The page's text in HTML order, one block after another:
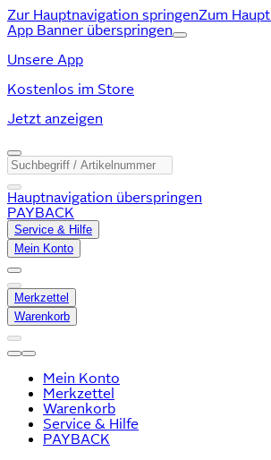
Zur Hauptnavigation springenZum
App Banner überspringen
Unsere App
Kostenlos im Store
Jetzt anzeigen
Hauptnavigation überspringen
PAYBACK
Service & Hilfe
Mein Konto
Merkzettel
Warenkorb
Mein Konto
Merkzettel
Warenkorb
Service & Hilfe
PAYBACK